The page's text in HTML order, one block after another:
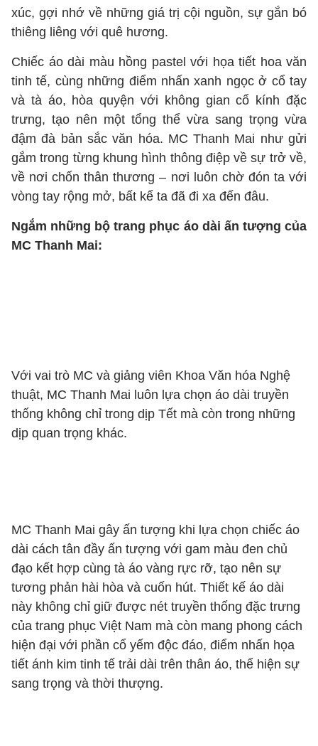
xúc, gợi nhớ về những giá trị cội nguồn, sự gắn bó
thiêng liêng với quê hương.
Chiếc áo dài màu hồng pastel với họa tiết hoa văn
tinh tế, cùng những điểm nhấn xanh ngọc ở cổ tay
và tà áo, hòa quyện với không gian cổ kính đặc
trưng, tạo nên một tổng thể vừa sang trọng vừa
đậm đà bản sắc văn hóa. MC Thanh Mai như gửi
gắm trong từng khung hình thông điệp về sự trở về,
về nơi chốn thân thương – nơi luôn chờ đón ta với
vòng tay rộng mở, bất kể ta đã đi xa đến đâu.
Ngắm những bộ trang phục áo dài ấn tượng của
MC Thanh Mai:
Với vai trò MC và giảng viên Khoa Văn hóa Nghệ
thuật, MC Thanh Mai luôn lựa chọn áo dài truyền
thống không chỉ trong dịp Tết mà còn trong những
dịp quan trọng khác.
MC Thanh Mai gây ấn tượng khi lựa chọn chiếc áo
dài cách tân đầy ấn tượng với gam màu đen chủ
đạo kết hợp cùng tà áo vàng rực rỡ, tạo nên sự
tương phản hài hòa và cuốn hút. Thiết kế áo dài
này không chỉ giữ được nét truyền thống đặc trưng
của trang phục Việt Nam mà còn mang phong cách
hiện đại với phần cổ yếm độc đáo, điểm nhấn họa
tiết ánh kim tinh tế trải dài trên thân áo, thể hiện sự
sang trọng và thời thượng.